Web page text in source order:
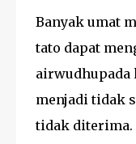
Banyak umat
tato dapat
airwudhupada
menjadi tidak
tidak diterima.